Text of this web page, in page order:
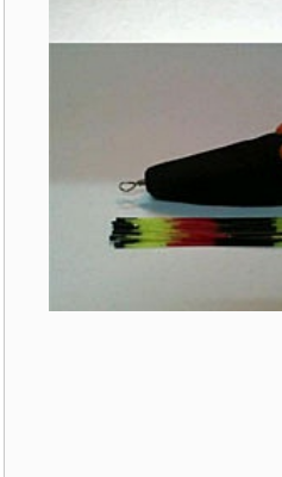
แอค ... "